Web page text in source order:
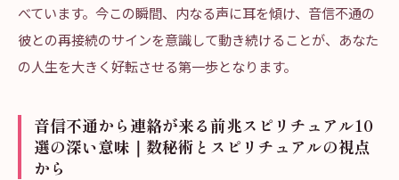
べています。今この瞬間、内なる声に耳を傾け、音信不通の
彼との再接続のサインを意識して動き続けることが、あなた
の人生を大きく好転させる第一歩となります。
音信不通から連絡が来る前兆スピリチュアル10
選の深い意味｜数秘術とスピリチュアルの視点
から